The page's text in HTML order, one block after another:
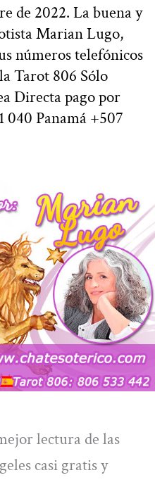
de 2022. La buena y
Marian Lugo,
números telefónicos
Tarot 806 Sólo
Directa pago por
040 Panamá +507
lectura de las
casi gratis y